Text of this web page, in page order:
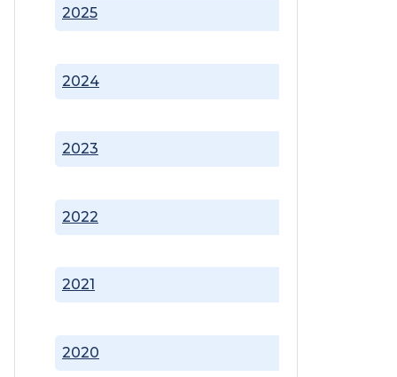
2020
2021
2022
2023
2024
2025